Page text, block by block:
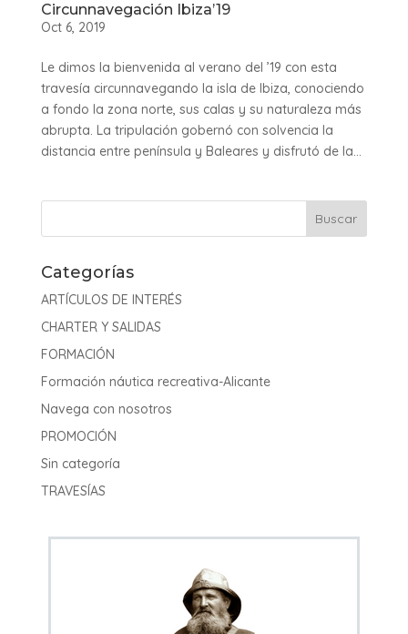
Circunnavegación Ibiza’19
Oct 6, 2019
Le dimos la bienvenida al verano del ’19 con esta
travesía circunnavegando la isla de Ibiza, conociendo
a fondo la zona norte, sus calas y su naturaleza más
abrupta. La tripulación gobernó con solvencia la
distancia entre península y Baleares y disfrutó de la...
Categorías
ARTÍCULOS DE INTERÉS
CHARTER Y SALIDAS
FORMACIÓN
Formación náutica recreativa-Alicante
Navega con nosotros
PROMOCIÓN
Sin categoría
TRAVESÍAS